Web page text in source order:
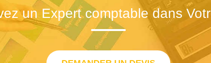
un Expert comptable dans